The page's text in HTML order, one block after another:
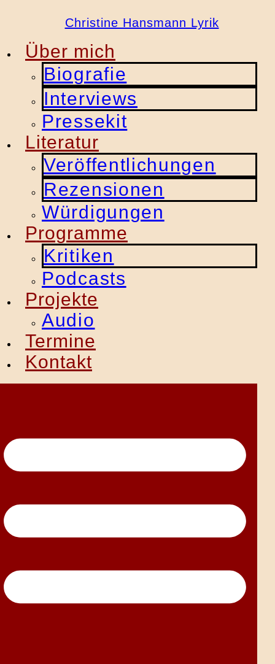
Christine Hansmann Lyrik
Über mich
Biografie
Interviews
Pressekit
Literatur
Veröffentlichungen
Rezensionen
Würdigungen
Programme
Kritiken
Podcasts
Projekte
Audio
Termine
Kontakt